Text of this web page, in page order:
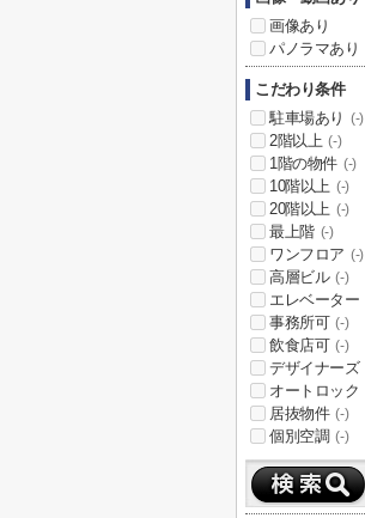
画像あり
パノラマあり
こだわり条件
駐車場あり
(-)
2階以上 (-)
1階の物件 (-)
10階以上 (-)
20階以上 (-)
最上階 (-)
ワンフロア (-)
高層ビル (-)
エレベーター
事務所可 (-)
飲食店可 (-)
デザイナーズ
オートロック
居抜物件 (-)
個別空調 (-)